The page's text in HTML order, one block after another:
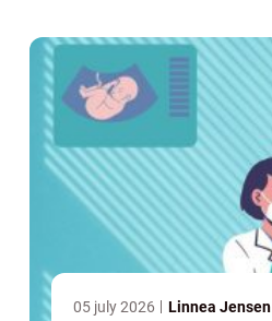
fagforening, der...
05 july 2026 Linnea Jensen